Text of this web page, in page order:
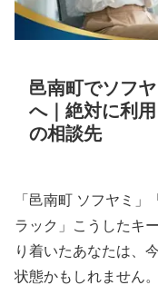
邑南町でソフ
へ｜絶対に利
の相談先
「邑南町 ソフヤミ
ラック」こうしたキ
り着いたあなたは、
状態かもしれません。